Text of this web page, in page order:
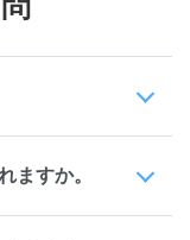
ますか。